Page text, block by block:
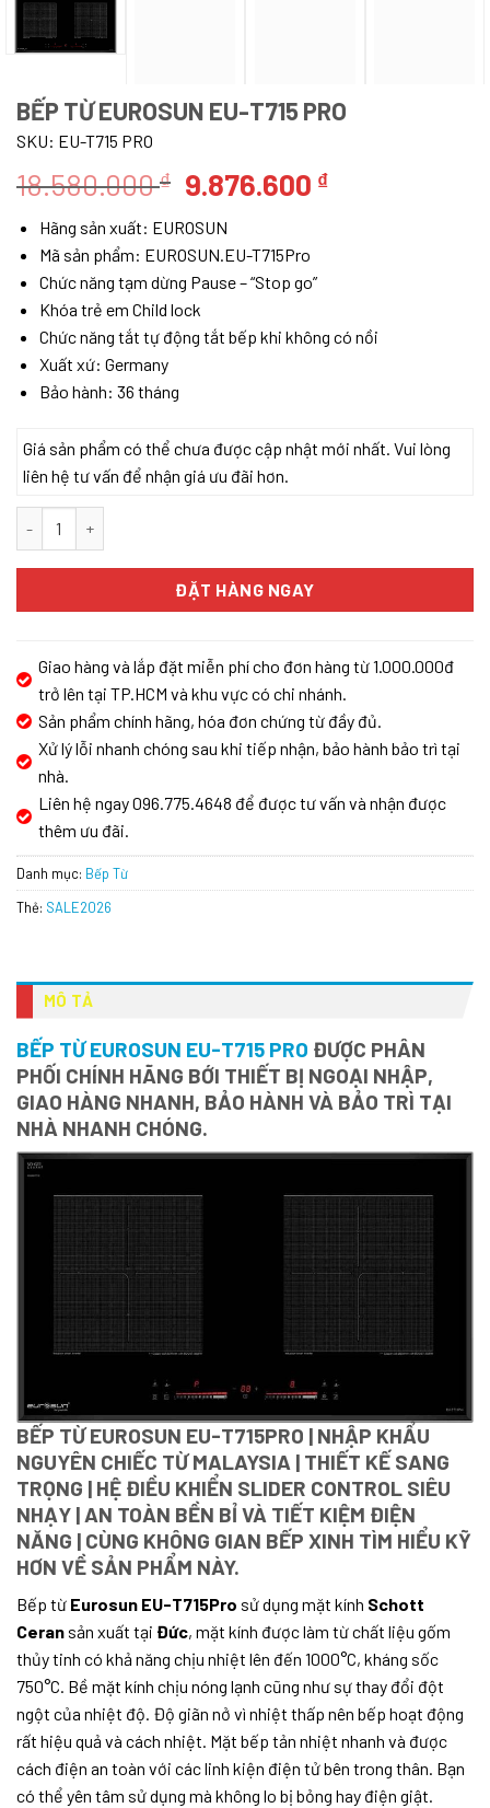
BẾP TỪ EUROSUN EU-T715 PRO
SKU: EU-T715 PRO
18.580.000₫ Giá
là:
18.580.000 ₫.
9.876.600 ₫Giá
Hãng sản xuất: EUROSUN
Mã sản phẩm: EUROSUN.EU-T715Pro
Chức năng tạm dừng Pause – “Stop go”
Khóa trẻ em Child lock
Chức năng tắt tự động tắt bếp khi không có nồi
Xuất xứ: Germany
Bảo hành: 36 tháng
Giá sản phẩm có thể chưa được cập nhật mới nhất. Vui lòng
liên hệ tư vấn để nhận giá ưu đãi hơn.
ĐẶT HÀNG NGAY
Giao hàng và lắp đặt miễn phí cho đơn hàng từ 1.000.000đ
trở lên tại TP.HCM và khu vực có chi nhánh.
Sản phẩm chính hãng, hóa đơn chứng từ đầy đủ.
Xử lý lỗi nhanh chóng sau khi tiếp nhận, bảo hành bảo trì tại
nhà.
Liên hệ ngay 096.775.4648 để được tư vấn và nhận được
thêm ưu đãi.
Danh mục: Bếp Từ
Thẻ: SALE2026
MÔ TẢ
BẾP TỪ EUROSUN EU-T715 PRO ĐƯỢC PHÂN
PHỐI CHÍNH HÃNG BỚI THIẾT BỊ NGOẠI NHẬP,
GIAO HÀNG NHANH, BẢO HÀNH VÀ BẢO TRÌ TẠI
NHÀ NHANH CHÓNG.
BẾP TỪ EUROSUN EU-T715PRO | NHẬP KHẨU
NGUYÊN CHIẾC TỪ MALAYSIA | THIẾT KẾ SANG
TRỌNG | HỆ ĐIỀU KHIỂN SLIDER CONTROL SIÊU
NHẠY | AN TOÀN BỀN BỈ VÀ TIẾT KIỆM ĐIỆN
NĂNG | CÙNG KHÔNG GIAN BẾP XINH TÌM HIỂU KỸ
HƠN VỀ SẢN PHẨM NÀY.
Bếp từ Eurosun EU-T715Pro sử dụng mặt kính Schott
Ceran sản xuất tại Đức, mặt kính được làm từ chất liệu gốm
thủy tinh có khả năng chịu nhiệt lên đến 1000°C, kháng sốc
750°C. Bề mặt kính chịu nóng lạnh cũng như sự thay đổi đột
ngột của nhiệt độ. Độ giãn nở vì nhiệt thấp nên bếp hoạt động
rất hiệu quả và cách nhiệt. Mặt bếp tản nhiệt nhanh và được
cách điện an toàn với các linh kiện điện tử bên trong thân. Bạn
có thể yên tâm sử dụng mà không lo bị bỏng hay điện giật.